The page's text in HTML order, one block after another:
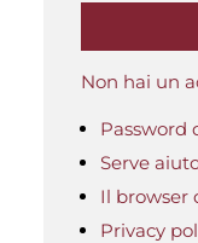
Non hai un
Password
Serve
Il browser
Privacy